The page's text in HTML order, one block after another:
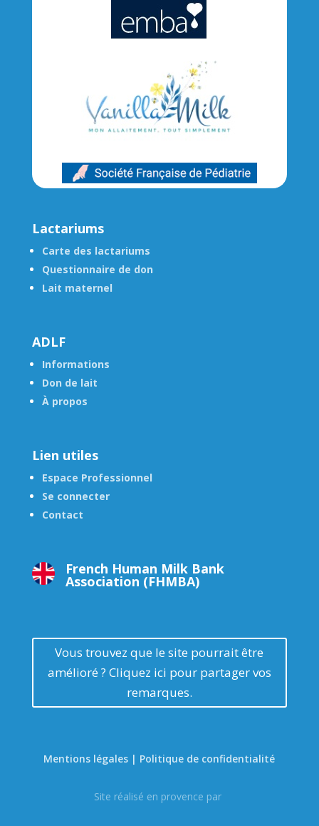
Lactariums
Carte des lactariums
Questionnaire de don
Lait maternel
ADLF
Informations
Don de lait
À propos
Lien utiles
Espace Professionnel
Se connecter
Contact
French Human Milk Bank
Association (FHMBA)
Vous trouvez que le site pourrait être
amélioré ? Cliquez ici pour partager vos
remarques.
Mentions légales | Politique de confidentialité
Site réalisé en provence par